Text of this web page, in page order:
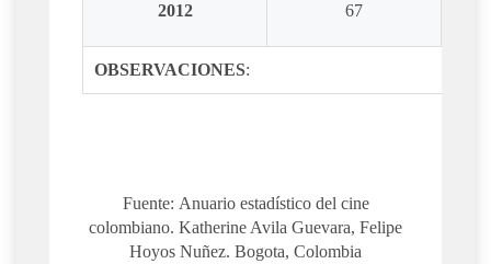
2012 67
OBSERVACIONES:
Fuente: Anuario estadístico del cine
colombiano. Katherine Avila Guevara, Felipe
Hoyos Nuñez. Bogota, Colombia